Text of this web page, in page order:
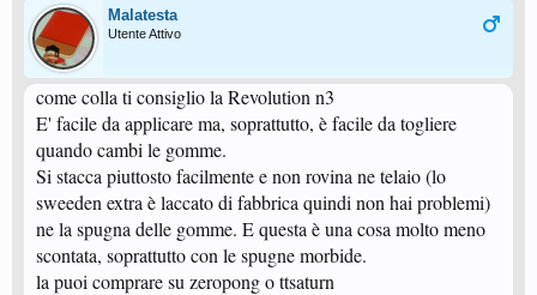
Malatesta
Utente Attivo
come colla ti consiglio la Revolution n3
E' facile da applicare ma, soprattutto, è facile da togliere
quando cambi le gomme.
Si stacca piuttosto facilmente e non rovina ne telaio (lo
sweeden extra è laccato di fabbrica quindi non hai problemi)
ne la spugna delle gomme. E questa è una cosa molto meno
scontata, soprattutto con le spugne morbide.
la puoi comprare su zeropong o ttsaturn